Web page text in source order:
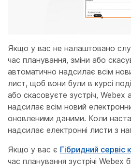
Якщо у вас не налаштовано
час планування, зміни або
автоматично надсилає всім
лист, щоб вони були в курсі
або скасовуєте зустріч, Webex
надсилає всім новий
оновленими даними. Коли
надсилає електронні листи з
Якщо у вас є Гібридний сервіс
час планування зустрічі Webex